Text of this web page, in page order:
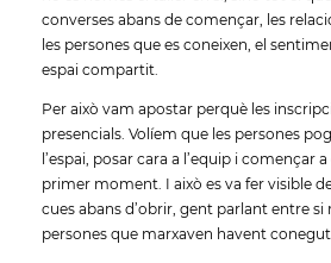
converses abans de començar, les
les persones que es coneixen, el
espai compartit.
Per això vam apostar perquè les
presencials. Volíem que les persones
l’espai, posar cara a l’equip i començar
primer moment. I això es va fer visible
cues abans d’obrir, gent parlant entre si
persones que marxaven havent